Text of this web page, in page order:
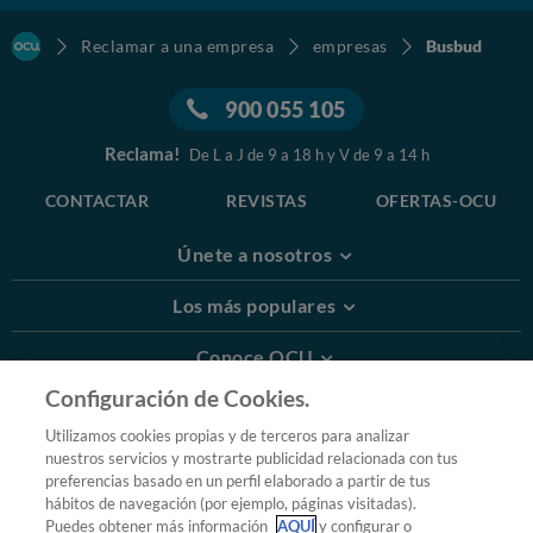
Reclamar a una empresa empresas Busbud
900 055 105
Reclama! De L a J de 9 a 18 h y V de 9 a 14 h
CONTACTAR REVISTAS OFERTAS-OCU
Únete a nosotros
Los más populares
Conoce OCU
Más Información
© 2026 OCU
Condiciones generales de contratación de OCU
Política de privacidad
Configuración de Cookies.
Utilizamos cookies propias y de terceros para analizar
nuestros servicios y mostrarte publicidad relacionada con tus
preferencias basado en un perfil elaborado a partir de tus
hábitos de navegación (por ejemplo, páginas visitadas).
Puedes obtener más información AQUÍy configurar o